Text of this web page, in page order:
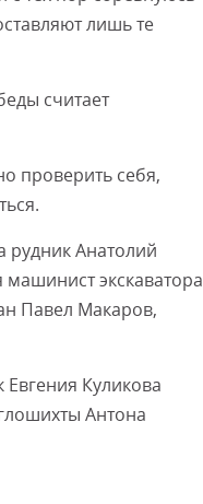
лишь те
считает
проверить себя,
рудник Анатолий
экскаватора
Павел Макаров,
Куликова
Антона